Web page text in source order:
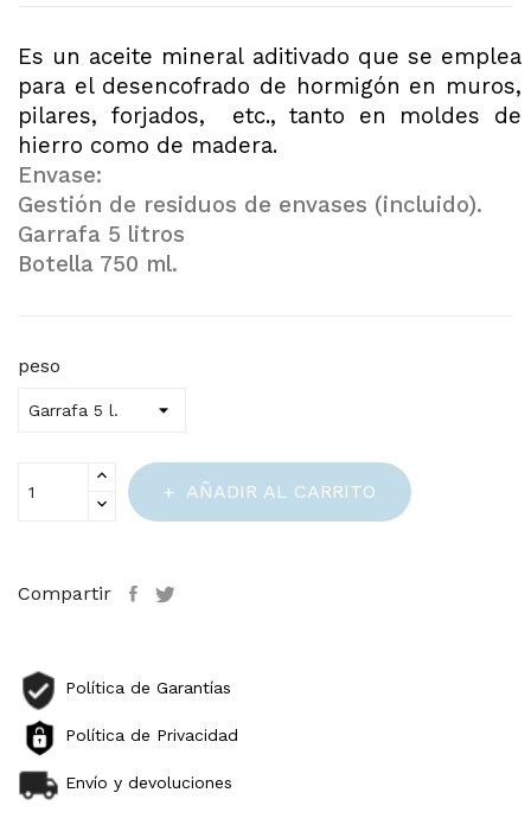
Es un aceite mineral aditivado que se emplea
para el desencofrado de hormigón en muros,
pilares, forjados,
etc., tanto en moldes de
hierro como de madera.
Envase:
Gestión de residuos de envases (incluido).
Garrafa 5 litros
Botella 750 ml.
peso
AÑADIR AL CARRITO
Compartir
Política de Garantías
Política de Privacidad
Envío y devoluciones